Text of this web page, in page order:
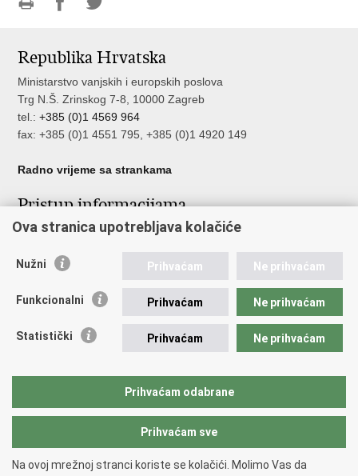
Facebooku
Twitteru
Republika Hrvatska
Ministarstvo vanjskih i europskih poslova
Trg N.Š. Zrinskog 7-8, 10000 Zagreb
tel.:+385 (0)1 4569 964
fax: +385 (0)1 4551 795, +385 (0)1 4920 149
Radno vrijeme sa strankama
Pristup informacijama
Pristup informacijama
Nepravilnosti
Javna nabava u MVEP-u
Nadzor rada i unutarnja revizija službe vanjskih poslova
Ova stranica upotrebljava kolačiće
Nužni Prihvaćam Ne prihvaćam
Funkcionalni Prihvaćam Ne prihvaćam
Statistički Prihvaćam Ne prihvaćam
Prihvaćam odabrane
Prihvaćam sve
Na ovoj mrežnoj stranci koriste se kolačići. Molimo Vas da